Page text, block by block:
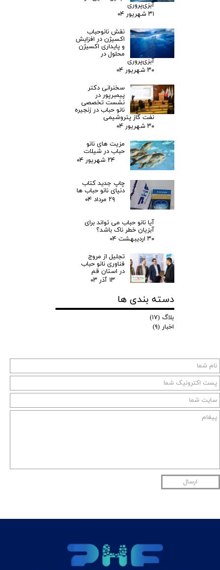
ارسال
آبزی‌پروری
۳۱ شهریور ۰۴
نقش نانوحباب
اکسیژن در افزایش
و پایداری اکسیژن
محلول در
آبزی‌پروری
۳۰ شهریور ۰۴
سخنرانی دکتر
پیمبرپور در
نشست تخصصی
نانو حباب در زنجیره
نفت گاز پتروشیمی
۳۰ شهریور ۰۴
مزیت های نانو
حباب در شیلات
۲۴ شهریور ۰۴
چاپ جدید کتاب
دنیای نانو حباب ها
۲۹ مرداد ۰۴
آیا نانو حباب می تواند برای
آبزیان خطر ناک باشد؟
۳۰ اردیبهشت ۰۴
تجلیل از مروج
فناوری نانو حباب
در استان قم
۱۳ آذر ۰۳
دسته بندی ها
بلاگ (۱۷)
اخبار (۹)